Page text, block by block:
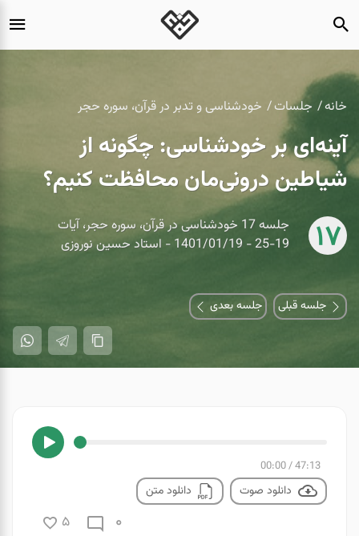
خانه جلسات خودشناسی و تدبر در قرآن، سوره حجر
آینه‌ای بر خودشناسی: چگونه از
شیاطین درونی‌مان محافظت کنیم؟
17
جلسه 17 خودشناسی در قرآن، سوره حجر، آیات
19-25 - 1401/01/19 - استاد حسین نوروزی
جلسه قبلی جلسه بعدی
47:13
/
00:00
دانلود صوت دانلود متن
0
5